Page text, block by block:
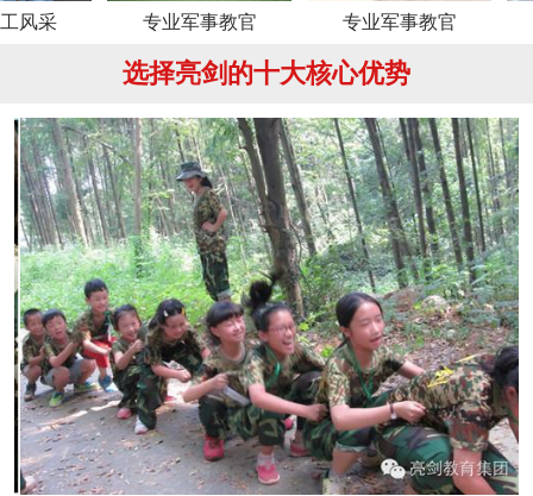
专业军事教官 专业军事教官
选择亮剑的十大核心优势